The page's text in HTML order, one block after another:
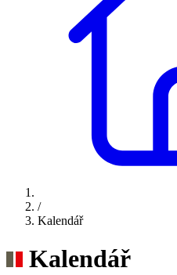
/
Kalendář
Kalendář